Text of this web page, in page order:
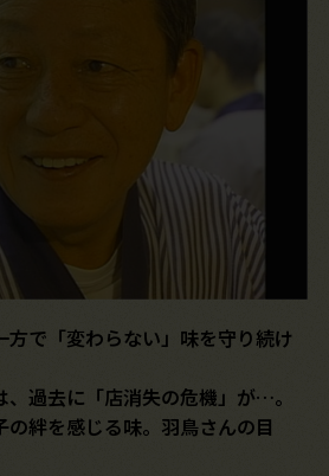
で「変わらない」味を守り続け
、過去に「店消失の危機」が…。
絆を感じる味。羽鳥さんの目